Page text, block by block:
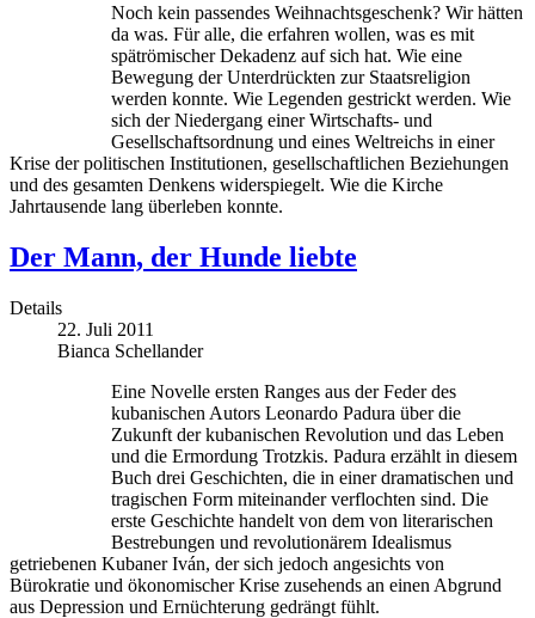
Noch kein passendes Weihnachtsgeschenk? Wir hätten
da was. Für alle, die erfahren wollen, was es mit
spätrömischer Dekadenz auf sich hat. Wie eine
Bewegung der Unterdrückten zur Staatsreligion
werden konnte. Wie Legenden gestrickt werden. Wie
sich der Niedergang einer Wirtschafts- und
Gesellschaftsordnung und eines Weltreichs in einer
Krise der politischen Institutionen, gesellschaftlichen Beziehungen
und des gesamten Denkens widerspiegelt. Wie die Kirche
Jahrtausende lang überleben konnte.
Der Mann, der Hunde liebte
Details
22. Juli 2011
Bianca Schellander
Eine Novelle ersten Ranges aus der Feder des
kubanischen Autors Leonardo Padura über die
Zukunft der kubanischen Revolution und das Leben
und die Ermordung Trotzkis. Padura erzählt in diesem
Buch drei Geschichten, die in einer dramatischen und
tragischen Form miteinander verflochten sind. Die
erste Geschichte handelt von dem von literarischen
Bestrebungen und revolutionärem Idealismus
getriebenen Kubaner Iván, der sich jedoch angesichts von
Bürokratie und ökonomischer Krise zusehends an einen Abgrund
aus Depression und Ernüchterung gedrängt fühlt.